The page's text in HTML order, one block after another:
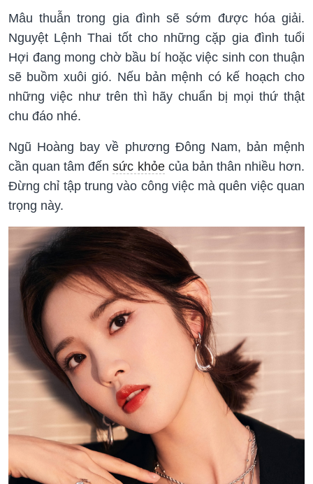
Mâu thuẫn trong gia đình sẽ sớm được hóa giải.
Nguyệt Lệnh Thai tốt cho những cặp gia đình tuổi
Hợi đang mong chờ bầu bí hoặc việc sinh con thuận
sẽ buồm xuôi gió. Nếu bản mệnh có kế hoạch cho
những việc như trên thì hãy chuẩn bị mọi thứ thật
chu đáo nhé.
Ngũ Hoàng bay về phương Đông Nam, bản mệnh
cần quan tâm đếnsức khỏecủa bản thân nhiều hơn.
Đừng chỉ tập trung vào công việc mà quên việc quan
trọng này.